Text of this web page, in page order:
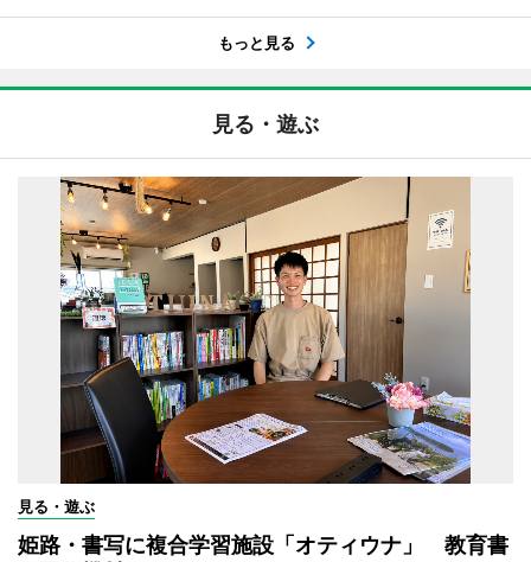
もっと見る
見る・遊ぶ
見る・遊ぶ
姫路・書写に複合学習施設「オティウナ」 教育書